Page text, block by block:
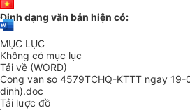
Định dạng văn bản hiện có:
MỤC LỤC
Không có mục lục
Tải về (WORD)
Cong van so 4579TCHQ-KTTT ngay
dinh).doc
Tải lược đồ